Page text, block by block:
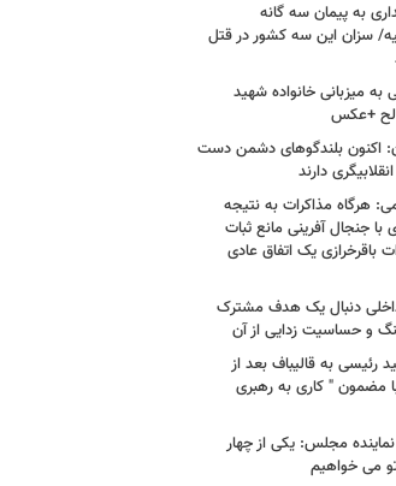
به پیمان سه گانه
سزان این سه کشور در قتل
به میزبانی خانواده شهید
+عکس
اکنون بلندگوهای دشمن دست
دارند
هرگاه مذاکرات به نتیجه
جنجال آفرینی مانع ثبات
باقرخرازی یک اتفاق عادی
داخلی دنبال یک هدف مشترک
و حساسیت زدایی از آن
رئیسی به قالیباف بعد از
مضمون " کاری به رهبری
مجلس: یکی از چهار
می خواهیم